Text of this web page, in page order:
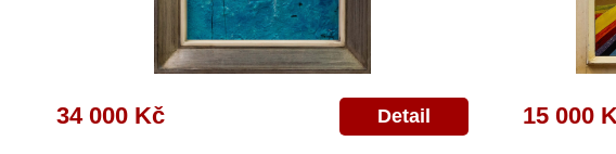
34 000 Kč Detail 15 000